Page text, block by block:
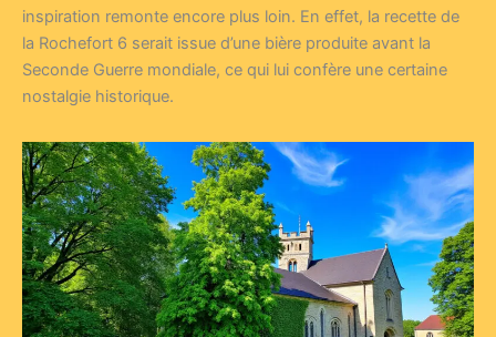
inspiration remonte encore plus loin. En effet, la recette de
la Rochefort 6 serait issue d’une bière produite avant la
Seconde Guerre mondiale, ce qui lui confère une certaine
nostalgie historique.